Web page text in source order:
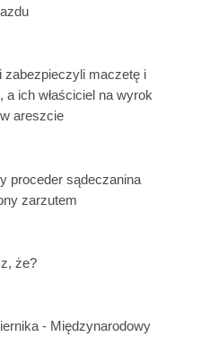
zabezpieczyli maczetę i
a ich właściciel na wyrok
areszcie
proceder sądeczanina
zarzutem
że?
- Międzynarodowy